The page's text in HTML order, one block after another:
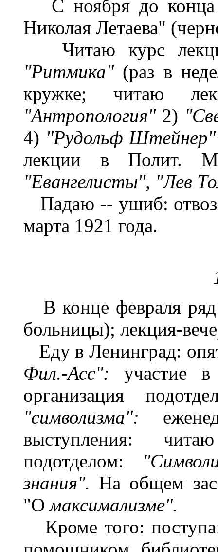
С ноября до конца
Николая Летаева"
Читаю курс
"Ритмика" (раз в
кружке; читаю
"Антропология" 2)
4) "Рудольф
лекции в Полит.
"Евангелисты", "Лев
Падаю -- ушиб:
марта 1921 года.
В конце февраля
больницы); лекция-
Еду в Ленинград:
Фил.-Асс": участие
организация
"символизма":
выступления:
подотделом:
знания". На общем
"Омаксимализме".
Кроме того: